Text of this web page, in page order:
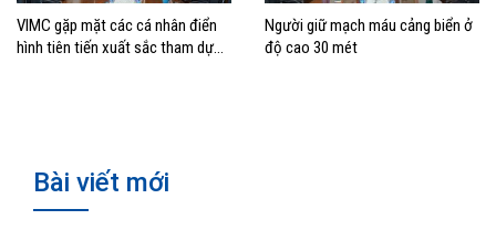
VIMC gặp mặt các cá nhân điển
hình tiên tiến xuất sắc tham dự
Người giữ mạch máu cảng biển ở
độ cao 30 mét
Bài viết mới